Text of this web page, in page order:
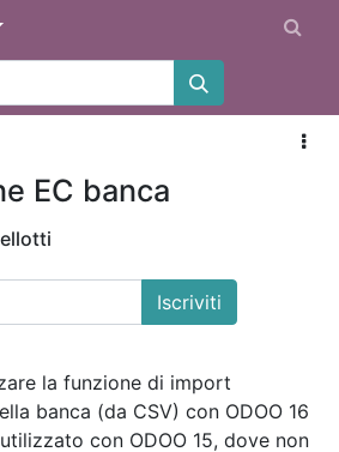
EC banca
Iscriviti
la funzione di import
banca (da CSV) con ODOO 16
con ODOO 15, dove non